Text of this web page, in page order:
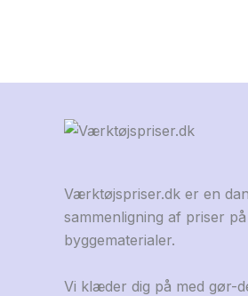
Værktøjspriser.dk er en
sammenligning af priser
byggematerialer.
Vi klæder dig på med gør-